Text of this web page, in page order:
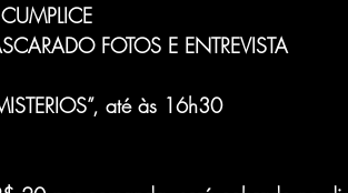
FOTOS E ENTREVISTA
até às 16h30